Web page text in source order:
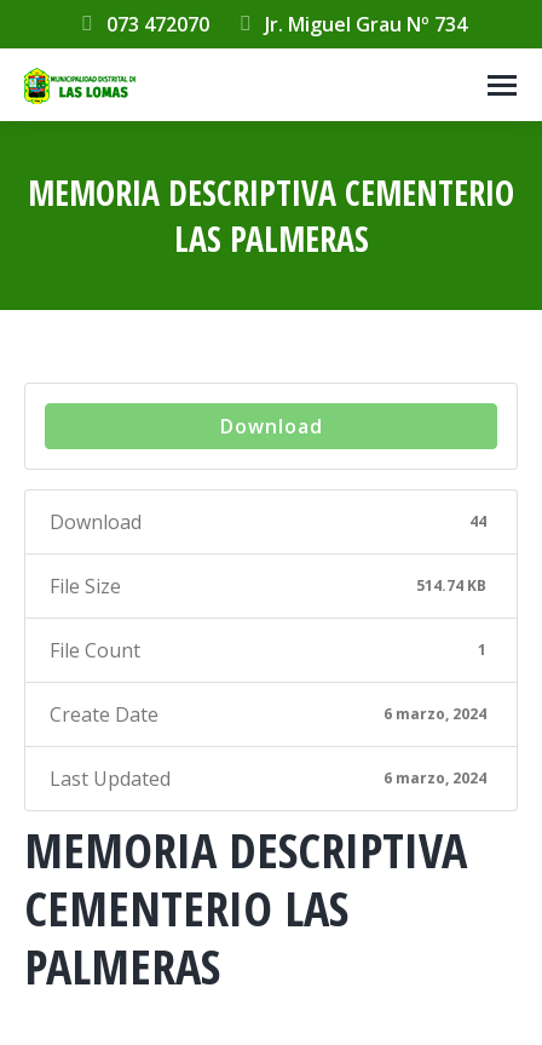
073 472070 Jr. Miguel Grau Nº 734
MEMORIA DESCRIPTIVA CEMENTERIO
LAS PALMERAS
Download
Download 44
File Size 514.74 KB
File Count 1
Create Date 6 marzo, 2024
Last Updated 6 marzo, 2024
MEMORIA DESCRIPTIVA
CEMENTERIO LAS
PALMERAS